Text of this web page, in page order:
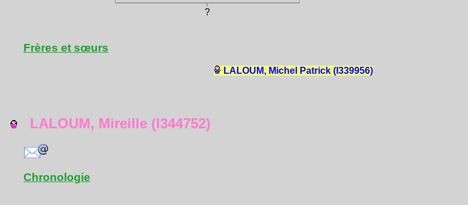
?
Frères et sœurs
LALOUM, Michel Patrick (I339956)
LALOUM, Mireille (I344752)
Chronologie